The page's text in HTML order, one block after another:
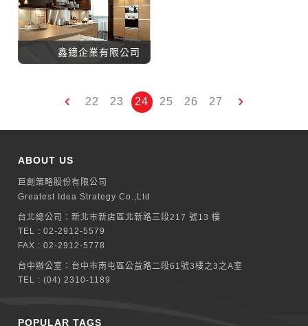
鑫鐿企業有限公司
22 23 24 25 26 27
ABOUT US
巨創策略股份有限公司
Greatest Idea Strategy Co.,Ltd
台北總公司：新北巿新店區北新路三段217 號13 樓
TEL :02-2912-5579
FAX : 02-2912-5778
台中辦公室： 台中市南屯區公益路二段61號3樓之3之A室
TEL :(04) 2310-1189
POPULAR TAGS